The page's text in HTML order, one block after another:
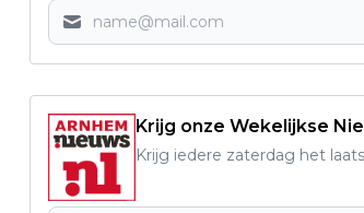
Krijg onze Wekelijkse
Krijg iedere zaterdag het